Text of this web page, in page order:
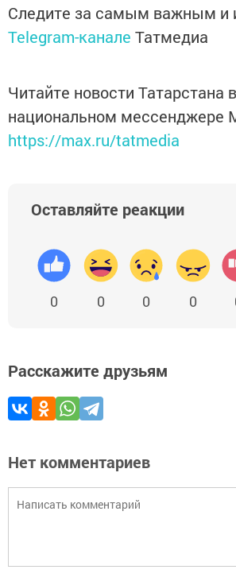
Следите за самым важным и
Telegram-канале Татмедиа
Читайте новости Татарстана в
национальном мессенджере
https://max.ru/tatmedia
Оставляйте реакции
0 0 0 0
Расскажите друзьям
Нет комментариев